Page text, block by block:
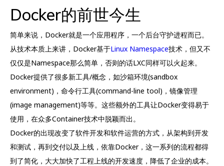
Docker的前世今生
简单来说，Docker就是一个应用程序，一个后台守护进程而已。
从技术本质上来讲，Docker基于Linux Namespace技术，但又不
仅仅是Namespace那么简单，否则的话LXC同样可以火起来。
Docker提供了很多新工具/概念，如沙箱环境(sandbox
environment)，命令行工具(command-line tool)，镜像管理
(image management)等等。这些额外的工具让Docker变得易于
使用，在众多Container技术中脱颖而出。
Docker的出现改变了软件开发和软件运营的方式，从架构到开发
和测试，再到交付以及上线，依靠Docker，这一系列的流程都得
到了简化，大大加快了工程上线的开发速度，降低了企业的成本。